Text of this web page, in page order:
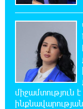
20:08:02
ձերբակալվել
միջամտություն